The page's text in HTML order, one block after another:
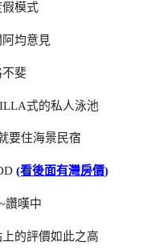
模式
均意見
不斐
式的私人泳池
要住海景民宿
(看後面有灣房價)
讚嘆中
的評價如此之高